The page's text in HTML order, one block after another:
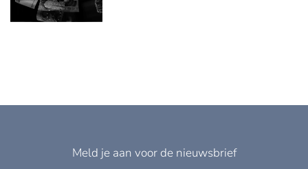
Meld je aan voor de nieuwsbrief